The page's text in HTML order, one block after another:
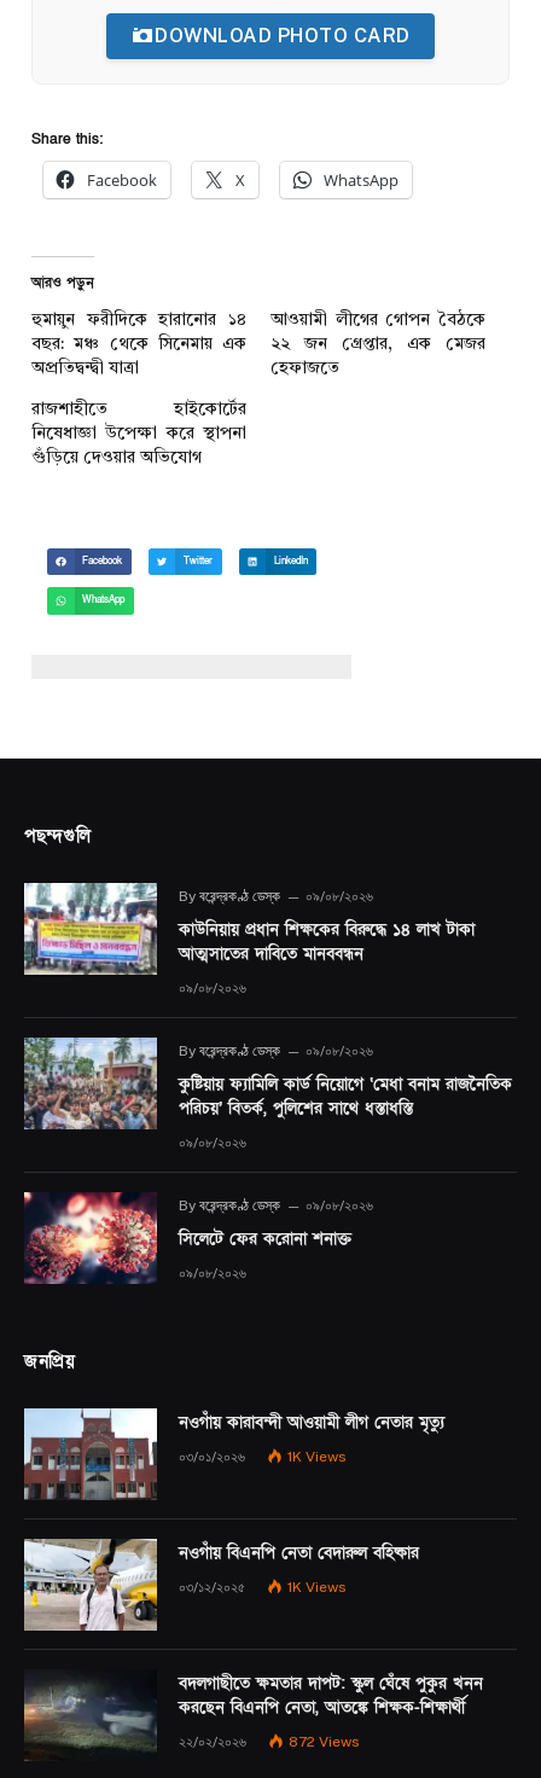
DOWNLOAD PHOTO CARD
Share this:
Facebook X WhatsApp
আরও পড়ুন
হুমায়ুন ফরীদিকে হারানোর ১৪
বছর: মঞ্চ থেকে সিনেমায় এক
অপ্রতিদ্বন্দ্বী যাত্রা
আওয়ামী লীগের গোপন বৈঠকে
২২ জন গ্রেপ্তার, এক মেজর
হেফাজতে
রাজশাহীতে হাইকোর্টের
নিষেধাজ্ঞা উপেক্ষা করে স্থাপনা
গুঁড়িয়ে দেওয়ার অভিযোগ
Facebook Twitter LinkedIn
WhatsApp
পছন্দগুলি
By বরেন্দ্রকণ্ঠ ডেস্ক ০৯/০৮/২০২৬
কাউনিয়ায় প্রধান শিক্ষকের বিরুদ্ধে ১৪ লাখ টাকা
আত্মসাতের দাবিতে মানববন্ধন
০৯/০৮/২০২৬
By বরেন্দ্রকণ্ঠ ডেস্ক ০৯/০৮/২০২৬
কুষ্টিয়ায় ফ্যামিলি কার্ড নিয়োগে ‘মেধা বনাম রাজনৈতিক
পরিচয়’ বিতর্ক, পুলিশের সাথে ধস্তাধস্তি
০৯/০৮/২০২৬
By বরেন্দ্রকণ্ঠ ডেস্ক ০৯/০৮/২০২৬
সিলেটে ফের করোনা শনাক্ত
০৯/০৮/২০২৬
জনপ্রিয়
নওগাঁয় কারাবন্দী আওয়ামী লীগ নেতার মৃত্যু
০৩/০১/২০২৬ 1K Views
নওগাঁয় বিএনপি নেতা বেদারুল বহিষ্কার
০৩/১২/২০২৫ 1K Views
বদলগাছীতে ক্ষমতার দাপট: স্কুল ঘেঁষে পুকুর খনন
করছেন বিএনপি নেতা, আতঙ্কে শিক্ষক-শিক্ষার্থী
২২/০২/২০২৬ 872 Views